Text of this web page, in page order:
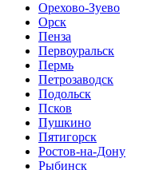
Орехово-Зуево
Орск
Пенза
Первоуральск
Пермь
Петрозаводск
Подольск
Псков
Пушкино
Пятигорск
Ростов-на-Дону
Рыбинск